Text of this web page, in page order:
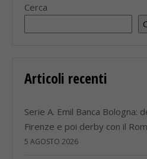
Cerca
Articoli recenti
Serie A. Emil Banca Bologna:
Firenze e poi derby con il
5 AGOSTO 2026